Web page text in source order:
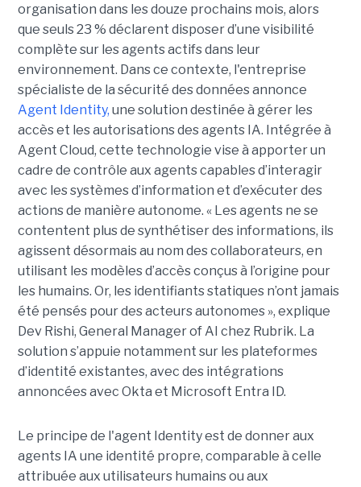
organisation dans les douze prochains mois, alors
que seuls 23 % déclarent disposer d’une visibilité
complète sur les agents actifs dans leur
environnement. Dans ce contexte, l'entreprise
spécialiste de la sécurité des données annonce
Agent Identity, une solution destinée à gérer les
accès et les autorisations des agents IA. Intégrée à
Agent Cloud, cette technologie vise à apporter un
cadre de contrôle aux agents capables d’interagir
avec les systèmes d’information et d’exécuter des
actions de manière autonome. « Les agents ne se
contentent plus de synthétiser des informations, ils
agissent désormais au nom des collaborateurs, en
utilisant les modèles d’accès conçus à l’origine pour
les humains. Or, les identifiants statiques n’ont jamais
été pensés pour des acteurs autonomes », explique
Dev Rishi, General Manager of AI chez Rubrik. La
solution s’appuie notamment sur les plateformes
d’identité existantes, avec des intégrations
annoncées avec Okta et Microsoft Entra ID.
Le principe de l'agent Identity est de donner aux
agents IA une identité propre, comparable à celle
attribuée aux utilisateurs humains ou aux